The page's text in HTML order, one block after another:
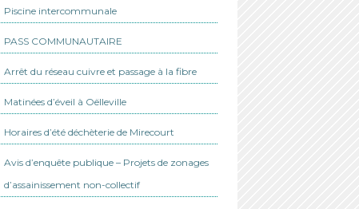
Piscine intercommunale
PASS COMMUNAUTAIRE
Arrêt du réseau cuivre et passage à la fibre
Matinées d’éveil à Oëlleville
Horaires d’été déchèterie de Mirecourt
Avis d’enquête publique – Projets de zonages
d’assainissement non-collectif